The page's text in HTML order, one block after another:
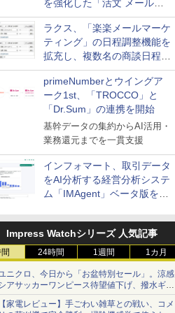
を強化した「活文 メール誤
送信防止アドインサービス」
を提供
ラクス、「楽楽メールマーケ
ティング」の日程調整機能を
拡充し、複数名の商談日程調
整を効率化
primeNumberとウイングア
ーク1st、「TROCCO」と
「Dr.Sum」の連携を開始
基幹データの集約からAI活用・
業務還元までを一貫支援
インフォマート、取引データ
をAI分析する経営分析システ
ム「IMAgent」ベータ版を提
Impress Watchシリーズ 人気記事
24時間 1週間 1カ月
ニクロ、今日から「お盆特別セール」。涼感
アサッカーワンピース待望値下げ、撥水ギア
ョーツは1990円に
家電レビュー】手ごわい雑草との戦い、コメ